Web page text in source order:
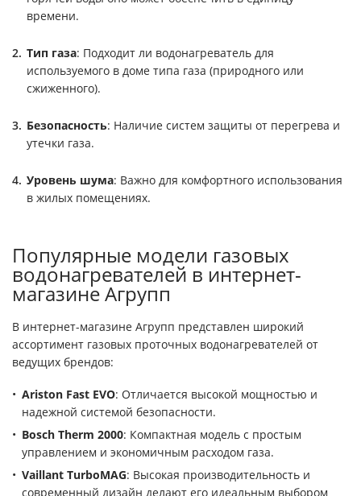
времени.
Тип газа: Подходит ли водонагреватель для
используемого в доме типа газа (природного или
сжиженного).
Безопасность: Наличие систем защиты от перегрева и
утечки газа.
Уровень шума: Важно для комфортного использования
в жилых помещениях.
Популярные модели газовых
водонагревателей в интернет-
магазине Агрупп
В интернет-магазине Агрупп представлен широкий
ассортимент газовых проточных водонагревателей от
ведущих брендов:
Ariston Fast EVO: Отличается высокой мощностью и
надежной системой безопасности.
Bosch Therm 2000: Компактная модель с простым
управлением и экономичным расходом газа.
Vaillant TurboMAG: Высокая производительность и
современный дизайн делают его идеальным выбором